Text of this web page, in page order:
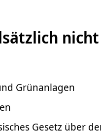
Grünanlagen
Gesetz über